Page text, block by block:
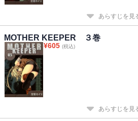
あらすじを見
MOTHER KEEPER ３巻
¥605 (税込)
あらすじを見